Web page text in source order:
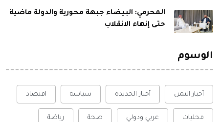
المحرمي: البيضاء جبهة محورية والدولة ماضية
حتى إنهاء الانقلاب
الوسوم
أخبار اليمن أخبار الحديدة سياسة اقتصاد
محليات عربي ودولي صحة رياضة